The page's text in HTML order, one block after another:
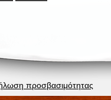
προσβασιμότητας